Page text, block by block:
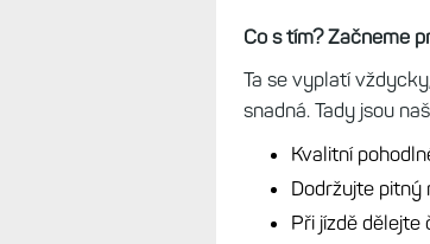
Co s tím? Začneme
Ta se vyplatí
snadná. Tady jsou
Kvalitní
Dodržujte pitný
Při jízdě